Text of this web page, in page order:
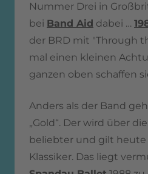
Nummer Drei in
bei Band Aid dabei …
der BRD mit "Through
mal einen kleinen
ganzen oben schaffen
Anders als der Band
„Gold“. Der wird über
beliebter und gilt heute
Klassiker. Das liegt